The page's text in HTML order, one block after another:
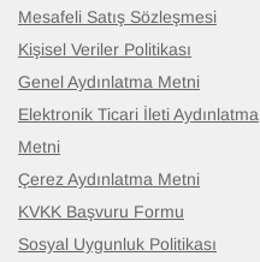
Mesafeli Satış Sözleşmesi
Kişisel Veriler Politikası
Genel Aydınlatma Metni
Elektronik Ticari İleti Aydınlatma
Metni
Çerez Aydınlatma Metni
KVKK Başvuru Formu
Sosyal Uygunluk Politikası